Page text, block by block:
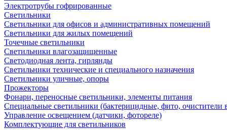
Электротрубы гофрированные
Светильники
Светильники для офисов и административных помещений
Светильники для жилых помещений
Точечные светильники
Светильники влагозащищенные
Светодиодная лента, гирлянды
Светильники технические и специального назначения
Светильники уличные, опоры
Прожекторы
Фонари, переносные светильники, элементы питания
Специальные светильники (бактерицидные, фито, очистители
Управление освещением (датчики, фотореле)
Комплектующие для светильников